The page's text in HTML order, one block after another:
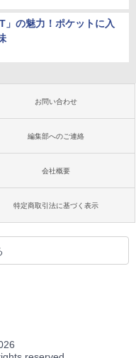
」の魅力！ポケットに入
お問い合わせ
編集部へのご連絡
会社概要
特定商取引法に基づく表示